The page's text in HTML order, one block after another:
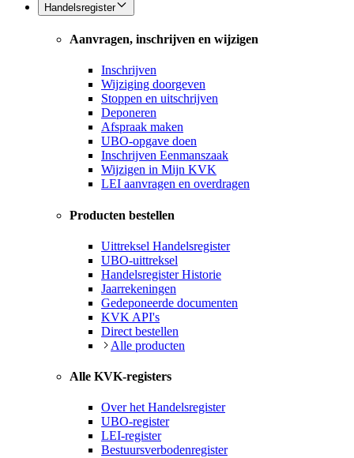
Handelsregister
Aanvragen, inschrijven en wijzigen
Inschrijven
Wijziging doorgeven
Stoppen en uitschrijven
Deponeren
Afspraak maken
UBO-opgave doen
Inschrijven Eenmanszaak
Wijzigen in Mijn KVK
LEI aanvragen en overdragen
Producten bestellen
Uittreksel Handelsregister
UBO-uittreksel
Handelsregister Historie
Jaarrekeningen
Gedeponeerde documenten
KVK API's
Direct bestellen
Alle producten
Alle KVK-registers
Over het Handelsregister
UBO-register
LEI-register
Bestuursverbodenregister